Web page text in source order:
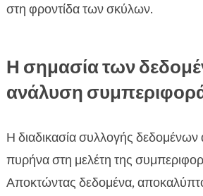
στη φροντίδα των σκύλων.
Η σημασία των
ανάλυση
Η διαδικασία συλλογής δεδομένων
πυρήνα στη μελέτη της
Αποκτώντας δεδομένα,